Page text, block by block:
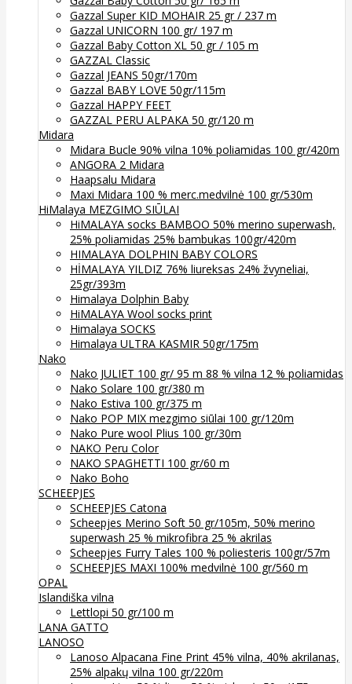
Gazzal Super KID MOHAIR 25 gr / 237 m
Gazzal UNICORN 100 gr/ 197 m
Gazzal Baby Cotton XL 50 gr / 105 m
GAZZAL Classic
Gazzal JEANS 50gr/170m
Gazzal BABY LOVE 50gr/115m
Gazzal HAPPY FEET
GAZZAL PERU ALPAKA 50 gr/120 m
Midara
Midara Bucle 90% vilna 10% poliamidas 100 gr/420m
ANGORA 2 Midara
Haapsalu Midara
Maxi Midara 100 % merc.medvilnė 100 gr/530m
HiMalaya MEZGIMO SIŪLAI
HiMALAYA socks BAMBOO 50% merino superwash,
25% poliamidas 25% bambukas 100gr/420m
HIMALAYA DOLPHIN BABY COLORS
HİMALAYA YILDIZ 76% liureksas 24% žvyneliai,
25gr/393m
Himalaya Dolphin Baby
HiMALAYA Wool socks print
Himalaya SOCKS
Himalaya ULTRA KASMIR 50gr/175m
Nako
Nako JULIET 100 gr/ 95 m 88 % vilna 12 % poliamidas
Nako Solare 100 gr/380 m
Nako Estiva 100 gr/375 m
Nako POP MIX mezgimo siūlai 100 gr/120m
Nako Pure wool Plius 100 gr/30m
NAKO Peru Color
NAKO SPAGHETTI 100 gr/60 m
Nako Boho
SCHEEPJES
SCHEEPJES Catona
Scheepjes Merino Soft 50 gr/105m, 50% merino
superwash 25 % mikrofibra 25 % akrilas
Scheepjes Furry Tales 100 % poliesteris 100gr/57m
SCHEEPJES MAXI 100% medvilnė 100 gr/560 m
OPAL
Islandiška vilna
Lettlopi 50 gr/100 m
LANA GATTO
LANOSO
Lanoso Alpacana Fine Print 45% vilna, 40% akrilanas,
25% alpakų vilna 100 gr/220m